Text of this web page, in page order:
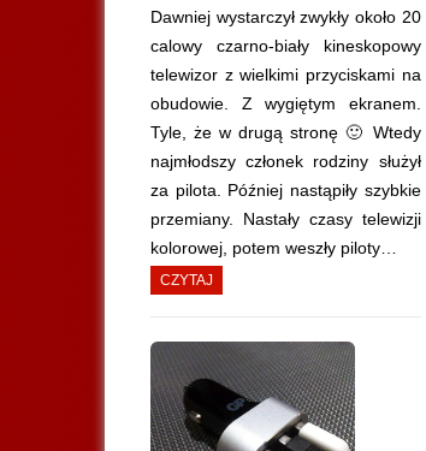
Dawniej wystarczył zwykły około 20
calowy czarno-biały kineskopowy
telewizor z wielkimi przyciskami na
obudowie. Z wygiętym ekranem.
Tyle, że w drugą stronę 🙂 Wtedy
najmłodszy członek rodziny służył
za pilota. Później nastąpiły szybkie
przemiany. Nastały czasy telewizji
kolorowej, potem weszły piloty…
CZYTAJ